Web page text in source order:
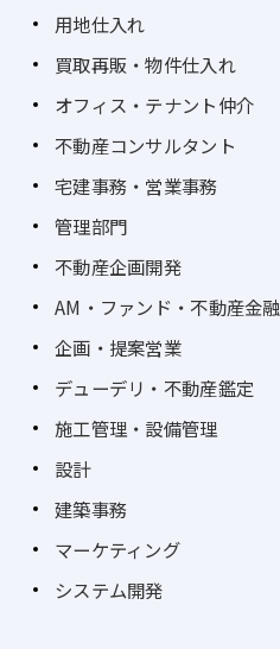
用地仕入れ
買取再販・物件仕入れ
オフィス・テナント仲介
不動産コンサルタント
宅建事務・営業事務
管理部門
不動産企画開発
AM・ファンド・不動産金融
企画・提案営業
デューデリ・不動産鑑定
施工管理・設備管理
設計
建築事務
マーケティング
システム開発